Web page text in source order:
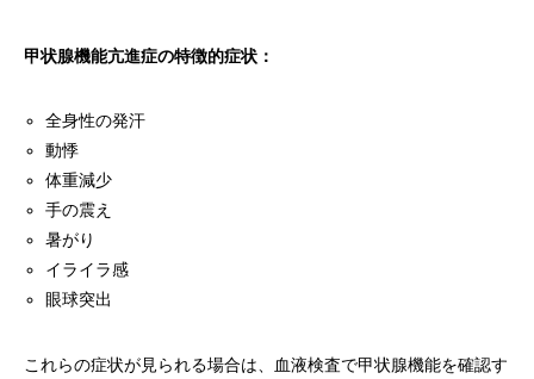
甲状腺機能亢進症の特徴的症状：
全身性の発汗
動悸
体重減少
手の震え
暑がり
イライラ感
眼球突出
これらの症状が見られる場合は、血液検査で甲状腺機能を確認す